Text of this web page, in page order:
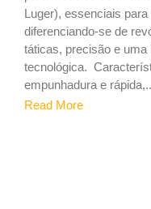
Luger), essenciais
diferenciando-se de
táticas, precisão e
tecnológica.
empunhadura e
Read More